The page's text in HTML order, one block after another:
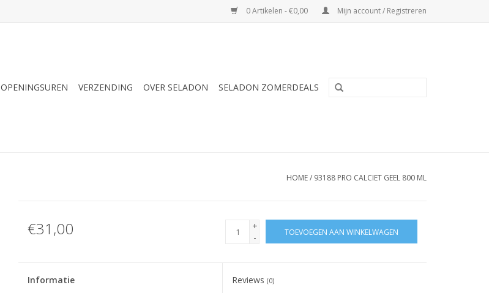
0 Artikelen - €0,00 Mijn account / Registreren
OPENINGSUREN VERZENDING OVER SELADON SELADON ZOMERDEALS
HOME/ 93188 PRO CALCIET GEEL 800 ML
€31,00
+
-
TOEVOEGEN AAN WINKELWAGEN
Informatie Reviews(0)